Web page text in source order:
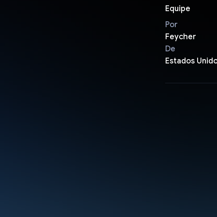
Equipe
Por
Feycher
De
Estados